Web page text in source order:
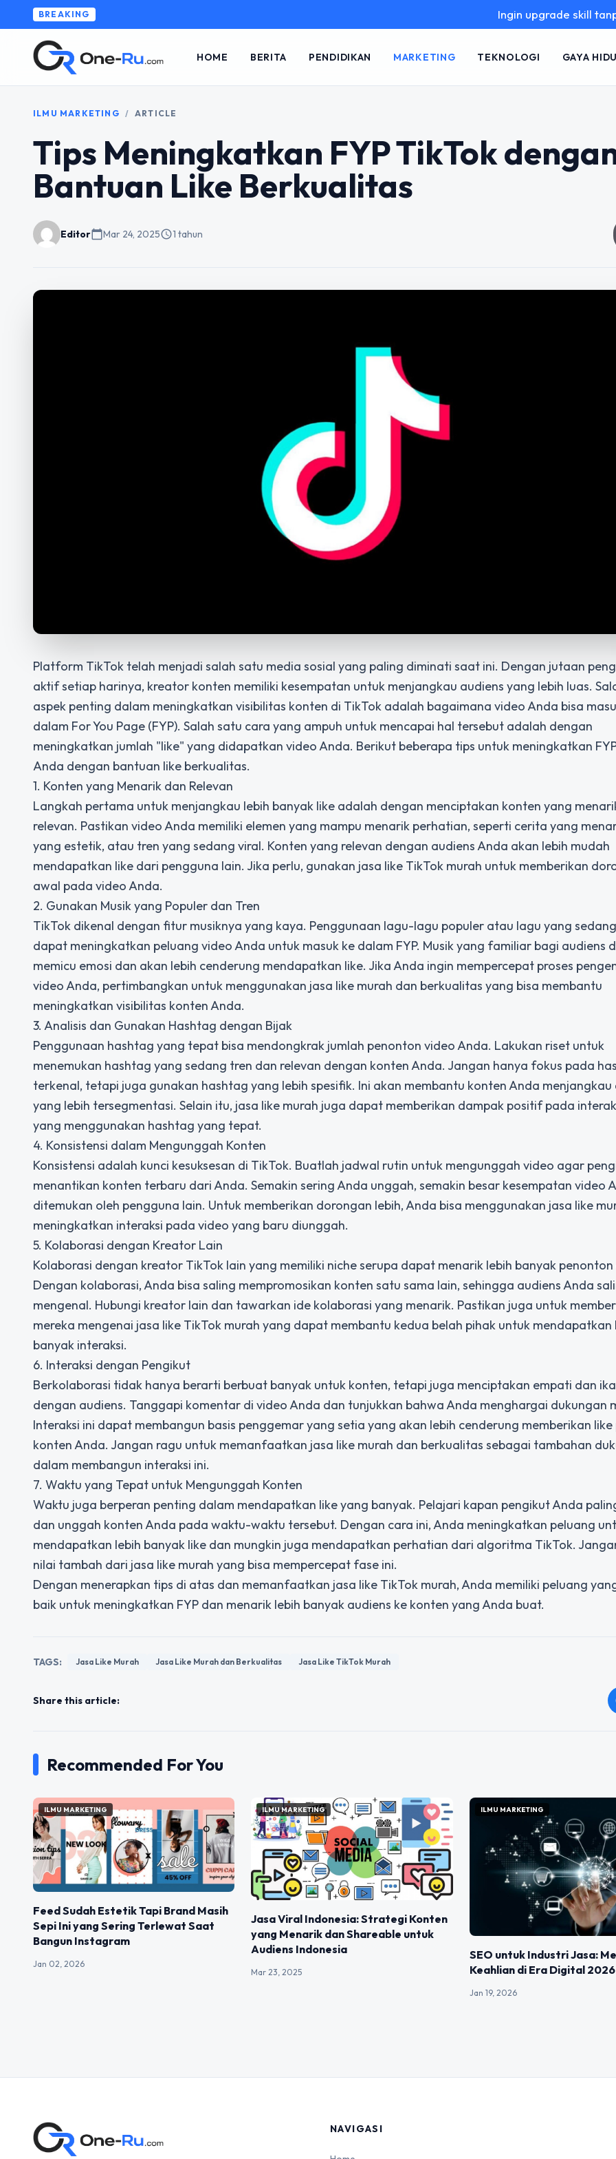
BREAKING Ingin upgrade skill tanpa
HOME BERITA PENDIDIKAN MARKETING TEKNOLOGI GAYA
ILMU MARKETING / ARTICLE
Tips Meningkatkan FYP TikTok
Bantuan Like Berkualitas
Editorcalendar_todayMar 24, 2025schedule1 tahun
Platform TikTok telah menjadi salah satu media sosial yang paling diminati saat ini. Dengan jutaan
aktif setiap harinya, kreator konten memiliki kesempatan untuk menjangkau audiens yang lebih luas.
aspek penting dalam meningkatkan visibilitas konten di TikTok adalah bagaimana video Anda bisa
dalam For You Page (FYP). Salah satu cara yang ampuh untuk mencapai hal tersebut adalah dengan
meningkatkan jumlah "like" yang didapatkan video Anda. Berikut beberapa tips untuk meningkatkan
Anda dengan bantuan like berkualitas.
1. Konten yang Menarik dan Relevan
Langkah pertama untuk menjangkau lebih banyak like adalah dengan menciptakan konten yang
relevan. Pastikan video Anda memiliki elemen yang mampu menarik perhatian, seperti cerita yang
yang estetik, atau tren yang sedang viral. Konten yang relevan dengan audiens Anda akan lebih mudah
mendapatkan like dari pengguna lain. Jika perlu, gunakan jasa like TikTok murah untuk memberikan
awal pada video Anda.
2. Gunakan Musik yang Populer dan Tren
TikTok dikenal dengan fitur musiknya yang kaya. Penggunaan lagu-lagu populer atau lagu yang
dapat meningkatkan peluang video Anda untuk masuk ke dalam FYP. Musik yang familiar bagi audiens
memicu emosi dan akan lebih cenderung mendapatkan like. Jika Anda ingin mempercepat proses
video Anda, pertimbangkan untuk menggunakan jasa like murah dan berkualitas yang bisa membantu
meningkatkan visibilitas konten Anda.
3. Analisis dan Gunakan Hashtag dengan Bijak
Penggunaan hashtag yang tepat bisa mendongkrak jumlah penonton video Anda. Lakukan riset untuk
menemukan hashtag yang sedang tren dan relevan dengan konten Anda. Jangan hanya fokus pada
terkenal, tetapi juga gunakan hashtag yang lebih spesifik. Ini akan membantu konten Anda menjangkau
yang lebih tersegmentasi. Selain itu, jasa like murah juga dapat memberikan dampak positif pada
yang menggunakan hashtag yang tepat.
4. Konsistensi dalam Mengunggah Konten
Konsistensi adalah kunci kesuksesan di TikTok. Buatlah jadwal rutin untuk mengunggah video agar
menantikan konten terbaru dari Anda. Semakin sering Anda unggah, semakin besar kesempatan video
ditemukan oleh pengguna lain. Untuk memberikan dorongan lebih, Anda bisa menggunakan jasa like
meningkatkan interaksi pada video yang baru diunggah.
5. Kolaborasi dengan Kreator Lain
Kolaborasi dengan kreator TikTok lain yang memiliki niche serupa dapat menarik lebih banyak penonton
Dengan kolaborasi, Anda bisa saling mempromosikan konten satu sama lain, sehingga audiens Anda
mengenal. Hubungi kreator lain dan tawarkan ide kolaborasi yang menarik. Pastikan juga untuk
mereka mengenai jasa like TikTok murah yang dapat membantu kedua belah pihak untuk mendapatkan
banyak interaksi.
6. Interaksi dengan Pengikut
Berkolaborasi tidak hanya berarti berbuat banyak untuk konten, tetapi juga menciptakan empati dan
dengan audiens. Tanggapi komentar di video Anda dan tunjukkan bahwa Anda menghargai dukungan
Interaksi ini dapat membangun basis penggemar yang setia yang akan lebih cenderung memberikan
konten Anda. Jangan ragu untuk memanfaatkan jasa like murah dan berkualitas sebagai tambahan
dalam membangun interaksi ini.
7. Waktu yang Tepat untuk Mengunggah Konten
Waktu juga berperan penting dalam mendapatkan like yang banyak. Pelajari kapan pengikut Anda
dan unggah konten Anda pada waktu-waktu tersebut. Dengan cara ini, Anda meningkatkan peluang
mendapatkan lebih banyak like dan mungkin juga mendapatkan perhatian dari algoritma TikTok.
nilai tambah dari jasa like murah yang bisa mempercepat fase ini.
Dengan menerapkan tips di atas dan memanfaatkan jasa like TikTok murah, Anda memiliki peluang
baik untuk meningkatkan FYP dan menarik lebih banyak audiens ke konten yang Anda buat.
TAGS: Jasa Like Murah Jasa Like Murah dan Berkualitas Jasa Like TikTok Murah
Share this article:
Recommended For You
ILMU MARKETING
Feed Sudah Estetik Tapi Brand Masih
Sepi Ini yang Sering Terlewat Saat
Bangun Instagram
Jan 02, 2026
ILMU MARKETING
Jasa Viral Indonesia: Strategi Konten
yang Menarik dan Shareable untuk
Audiens Indonesia
Mar 23, 2025
ILMU MARKETING
SEO untuk Industri Jasa:
Keahlian di Era Digital 2026
Jan 19, 2026
NAVIGASI